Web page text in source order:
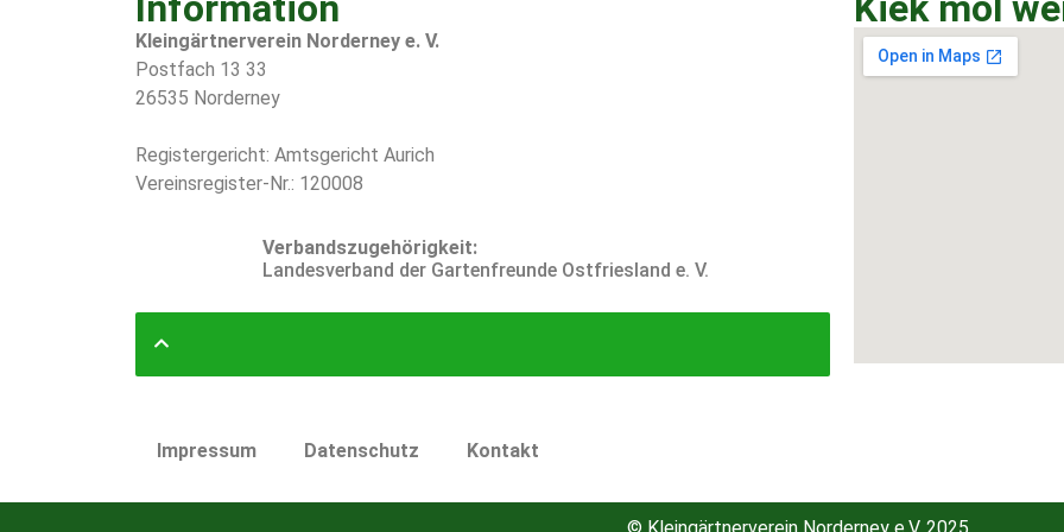
Kleingärtnerverein Norderney e. V.
Postfach 13 33
26535 Norderney
Registergericht: Amtsgericht Aurich
Vereinsregister-Nr.: 120008
Verbandszugehörigkeit:
Landesverband der Gartenfreunde Ostfriesland e. V.
Impressum Datenschutz Kontakt